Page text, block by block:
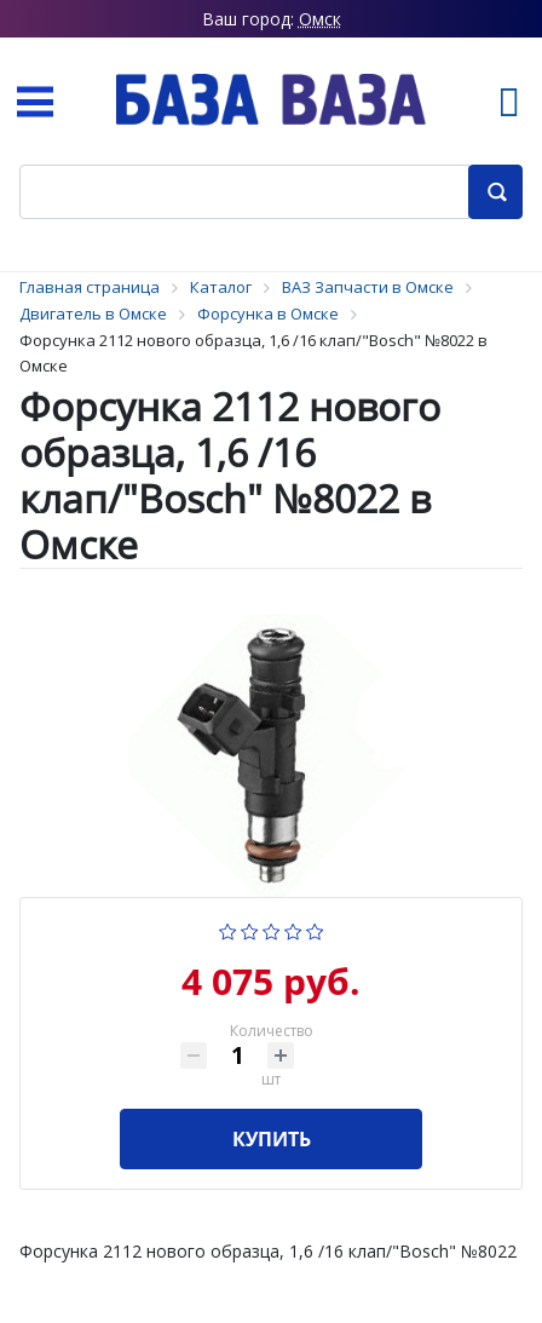
Ваш город: Омск
Главная страница Каталог
ВАЗ Запчасти в Омске
Двигатель в Омске
Форсунка в Омске
Форсунка 2112 нового образца, 1,6 /16 клап/"Bosch" №8022 в
Омске
Форсунка 2112 нового
образца, 1,6 /16
клап/"Bosch" №8022 в
Омске
4 075 руб.
Количество
шт
КУПИТЬ
Форсунка 2112 нового образца, 1,6 /16 клап/"Bosch" №8022